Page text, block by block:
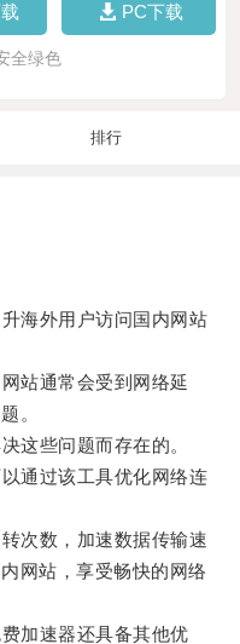
PC下载
全绿色
排行
海外用户访问国内网站
站通常会受到网络延
。
些问题而存在的。
通过该工具优化网络连
次数，加速数据传输速
网站，享受畅快的网络
加速器还具备其他优